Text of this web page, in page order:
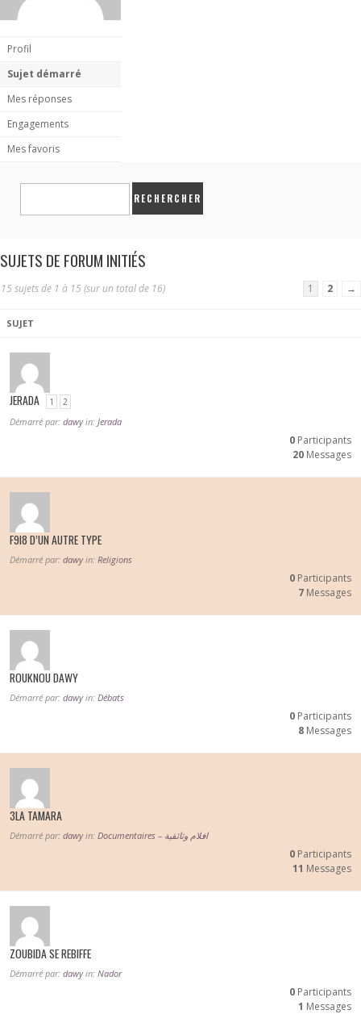
Profil
Sujet démarré
Mes réponses
Engagements
Mes favoris
SUJETS DE FORUM INITIÉS
15 sujets de 1 à 15 (sur un total de 16) 1 2 →
SUJET
JERADA 1 2
Démarré par: dawy in: Jerada
0 Participants
20 Messages
F9I8 D’UN AUTRE TYPE
Démarré par: dawy in: Religions
0 Participants
7 Messages
ROUKNOU DAWY
Démarré par: dawy in: Débats
0 Participants
8 Messages
3LA TAMARA
Démarré par: dawy in: Documentaires – افلام وثائقية
0 Participants
11 Messages
ZOUBIDA SE REBIFFE
Démarré par: dawy in: Nador
0 Participants
1 Messages